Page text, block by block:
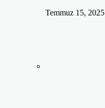
Temmuz 15, 2025